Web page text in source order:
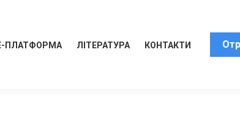
ПЛАТФОРМА ЛІТЕРАТУРА КОНТАКТИ